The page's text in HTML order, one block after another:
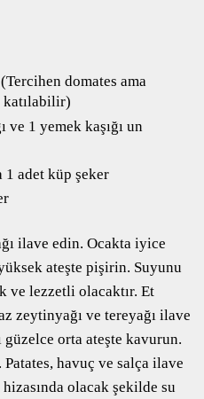
(Tercihen domates ama
katılabilir)
ve 1 yemek kaşığı un
1 adet küp şeker
ilave edin. Ocakta iyice
ateşte pişirin. Suyunu
ve lezzetli olacaktır. Et
zeytinyağı ve tereyağı ilave
güzelce orta ateşte kavurun.
havuç ve salça ilave
olacak şekilde su